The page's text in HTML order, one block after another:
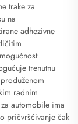
trake za
na
adhezivne
trenutnu
radnim
automobile ima
pričvršćivanje čak